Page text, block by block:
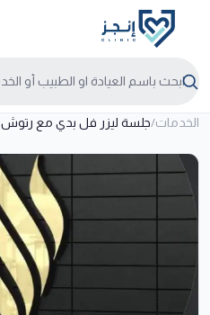
الخدمات/جلسة ليزر فل بدي مع رتوش